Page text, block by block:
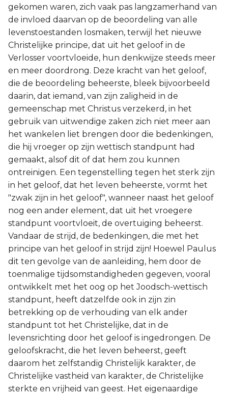
gekomen waren, zich vaak pas langzamerhand van
de invloed daarvan op de beoordeling van alle
levenstoestanden losmaken, terwijl het nieuwe
Christelijke principe, dat uit het geloof in de
Verlosser voortvloeide, hun denkwijze steeds meer
en meer doordrong. Deze kracht van het geloof,
die de beoordeling beheerste, bleek bijvoorbeeld
daarin, dat iemand, van zijn zaligheid in de
gemeenschap met Christus verzekerd, in het
gebruik van uitwendige zaken zich niet meer aan
het wankelen liet brengen door die bedenkingen,
die hij vroeger op zijn wettisch standpunt had
gemaakt, alsof dit of dat hem zou kunnen
ontreinigen. Een tegenstelling tegen het sterk zijn
in het geloof, dat het leven beheerste, vormt het
"zwak zijn in het geloof", wanneer naast het geloof
nog een ander element, dat uit het vroegere
standpunt voortvloeit, de overtuiging beheerst.
Vandaar de strijd, de bedenkingen, die met het
principe van het geloof in strijd zijn! Hoewel Paulus
dit ten gevolge van de aanleiding, hem door de
toenmalige tijdsomstandigheden gegeven, vooral
ontwikkelt met het oog op het Joodsch-wettisch
standpunt, heeft datzelfde ook in zijn zin
betrekking op de verhouding van elk ander
standpunt tot het Christelijke, dat in de
levensrichting door het geloof is ingedrongen. De
geloofskracht, die het leven beheerst, geeft
daarom het zelfstandig Christelijk karakter, de
Christelijke vastheid van karakter, de Christelijke
sterkte en vrijheid van geest. Het eigenaardige